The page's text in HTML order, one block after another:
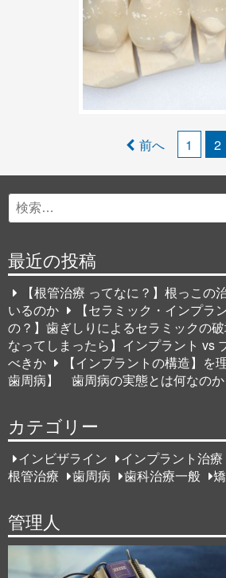
2020年1月3日
nukadent
セラミック治療
セラミック治療
2件のコメント
ナ
ビ
ゲ
ー
シ
ョ
ン
前へ 1 2
Search
for:
最近の投稿
【根管治療 ってなに？】根っこの
いるのか
【セラミック・インプ
の？】歯ぎしりによるセラミックの
なってしまったら】インプラント
べきか
【インプラントの構造】を
歯周病】 歯周病の実態とは何なのか
カテゴリー
インビザライン インプラント治療
根管治療
歯周病 歯科治療一般
管理人